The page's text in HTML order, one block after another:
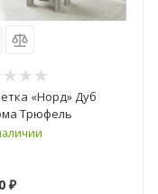
«Норд» Дуб
Трюфель
₽